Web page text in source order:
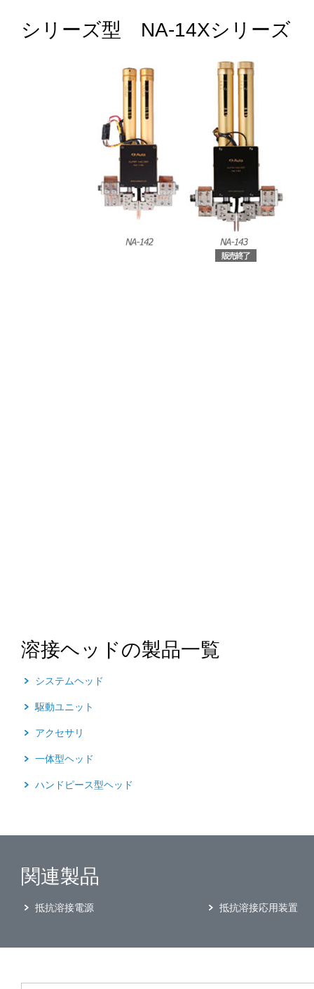
シリーズ型 NA-14Xシリーズ
溶接ヘッドの製品一覧
システムヘッド
駆動ユニット
アクセサリ
一体型ヘッド
ハンドピース型ヘッド
関連製品
抵抗溶接電源 抵抗溶接応用装置